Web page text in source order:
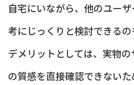
自宅にいながら、他のユー
考にじっくりと検討できるの
デメリットとしては、実物
の質感を直接確認できない